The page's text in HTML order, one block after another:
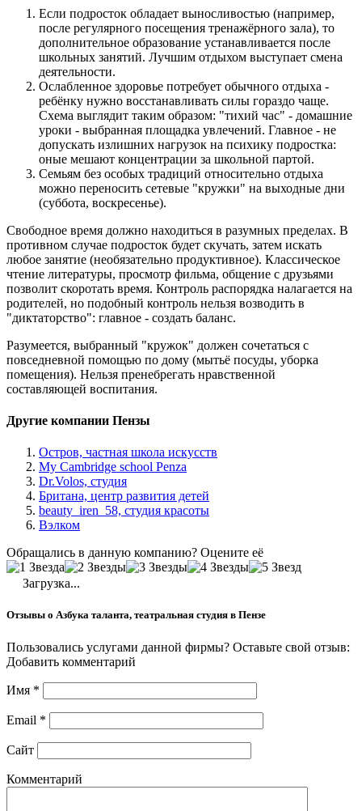
Если подросток обладает выносливостью (например,
после регулярного посещения тренажёрного зала), то
дополнительное образование устанавливается после
школьных занятий. Лучшим отдыхом выступает смена
деятельности.
Ослабленное здоровье потребует обычного отдыха -
ребёнку нужно восстанавливать силы гораздо чаще.
Схема выглядит таким образом: "тихий час" - домашние
уроки - выбранная площадка увлечений. Главное - не
допускать излишних нагрузок на психику подростка:
оные мешают концентрации за школьной партой.
Семьям без особых традиций относительно отдыха
можно переносить сетевые "кружки" на выходные дни
(суббота, воскресенье).
Свободное время должно находиться в разумных пределах. В
противном случае подросток будет скучать, затем искать
любое занятие (необязательно продуктивное). Классическое
чтение литературы, просмотр фильма, общение с друзьями
позволит скоротать время. Контроль распорядка налагается на
родителей, но подобный контроль нельзя возводить в
"диктаторство": главное - создать баланс.
Разумеется, выбранный "кружок" должен сочетаться с
повседневной помощью по дому (мытьё посуды, уборка
помещения). Нельзя пренебрегать нравственной
составляющей воспитания.
Другие компании Пензы
Остров, частная школа искусств
My Cambridge school Penza
Dr.Volos, студия
Британа, центр развития детей
beauty_iren_58, студия красоты
Вэлком
Обращались в данную компанию? Оцените её
Загрузка...
Отзывы о Азбука таланта, театральная студия в Пензе
Пользовались услугами данной фирмы? Оставьте свой отзыв:
Добавить комментарий
Имя *
Email *
Сайт
Комментарий